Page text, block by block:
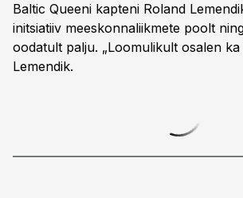
Baltic Queeni kapteni Roland
initsiatiiv meeskonnaliikmete poolt
oodatult palju. „Loomulikult osalen ka
Lemendik.